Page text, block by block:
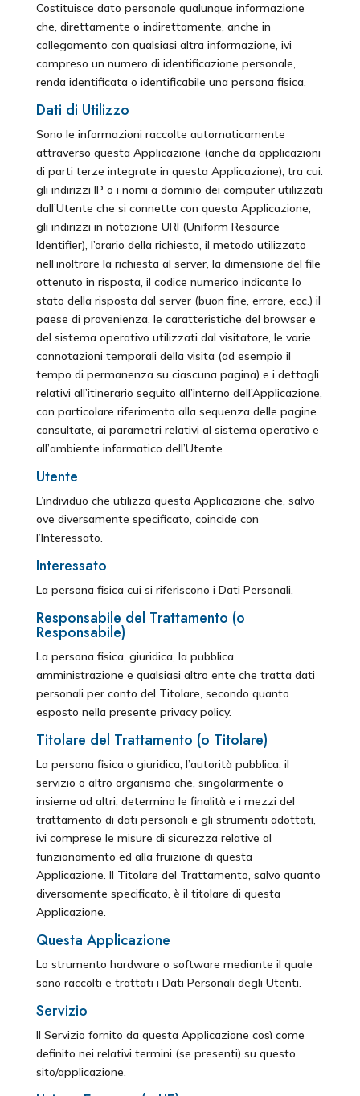
Costituisce dato personale qualunque informazione
che, direttamente o indirettamente, anche in
collegamento con qualsiasi altra informazione, ivi
compreso un numero di identificazione personale,
renda identificata o identificabile una persona fisica.
Dati di Utilizzo
Sono le informazioni raccolte automaticamente
attraverso questa Applicazione (anche da applicazioni
di parti terze integrate in questa Applicazione), tra cui:
gli indirizzi IP o i nomi a dominio dei computer utilizzati
dall’Utente che si connette con questa Applicazione,
gli indirizzi in notazione URI (Uniform Resource
Identifier), l’orario della richiesta, il metodo utilizzato
nell’inoltrare la richiesta al server, la dimensione del file
ottenuto in risposta, il codice numerico indicante lo
stato della risposta dal server (buon fine, errore, ecc.) il
paese di provenienza, le caratteristiche del browser e
del sistema operativo utilizzati dal visitatore, le varie
connotazioni temporali della visita (ad esempio il
tempo di permanenza su ciascuna pagina) e i dettagli
relativi all’itinerario seguito all’interno dell’Applicazione,
con particolare riferimento alla sequenza delle pagine
consultate, ai parametri relativi al sistema operativo e
all’ambiente informatico dell’Utente.
Utente
L’individuo che utilizza questa Applicazione che, salvo
ove diversamente specificato, coincide con
l’Interessato.
Interessato
La persona fisica cui si riferiscono i Dati Personali.
Responsabile del Trattamento (o
Responsabile)
La persona fisica, giuridica, la pubblica
amministrazione e qualsiasi altro ente che tratta dati
personali per conto del Titolare, secondo quanto
esposto nella presente privacy policy.
Titolare del Trattamento (o Titolare)
La persona fisica o giuridica, l’autorità pubblica, il
servizio o altro organismo che, singolarmente o
insieme ad altri, determina le finalità e i mezzi del
trattamento di dati personali e gli strumenti adottati,
ivi comprese le misure di sicurezza relative al
funzionamento ed alla fruizione di questa
Applicazione. Il Titolare del Trattamento, salvo quanto
diversamente specificato, è il titolare di questa
Applicazione.
Questa Applicazione
Lo strumento hardware o software mediante il quale
sono raccolti e trattati i Dati Personali degli Utenti.
Servizio
Il Servizio fornito da questa Applicazione così come
definito nei relativi termini (se presenti) su questo
sito/applicazione.